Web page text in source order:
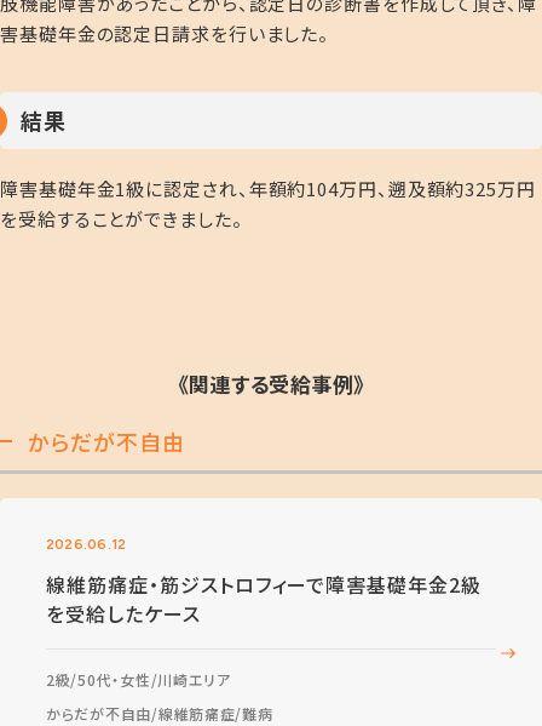
害基礎年金の認定日請求を行いました。
結果
障害基礎年金1級に認定され、年額約104万円、遡及額約325万円
を受給することができました。
《関連する受給事例》
からだが不自由
2026.06.12
線維筋痛症・筋ジストロフィーで障害基礎年金2級
を受給したケース
2級 50代・女性 川崎エリア
からだが不自由 線維筋痛症 難病